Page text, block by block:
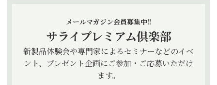
メールマガジン会員募集中!!
サライプレミアム倶楽部
新製品体験会や専門家によるセミナーなどのイベ
ント、プレゼント企画にご参加・ご応募いただけ
ます。